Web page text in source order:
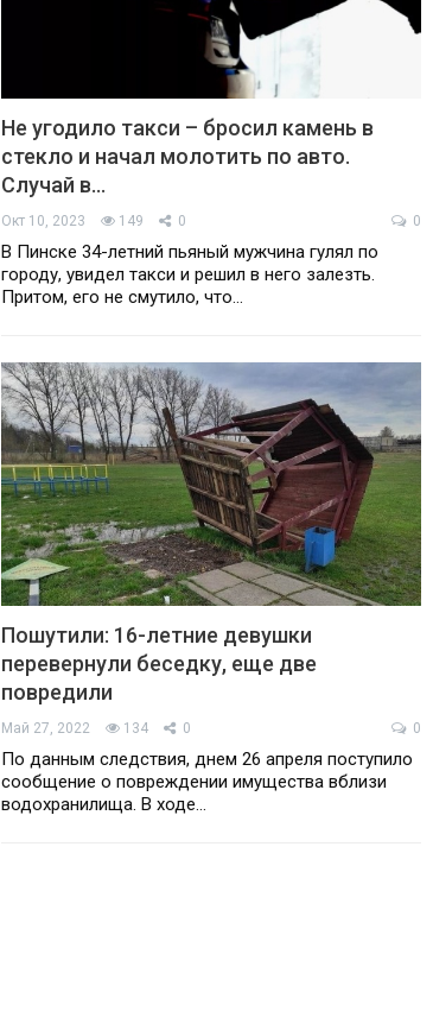
Не угодило такси – бросил камень в
стекло и начал молотить по авто.
Случай в…
Окт 10, 2023 149 0 0
В Пинске 34-летний пьяный мужчина гулял по
городу, увидел такси и решил в него залезть.
Притом, его не смутило, что…
Пошутили: 16-летние девушки
перевернули беседку, еще две
повредили
Май 27, 2022 134 0 0
По данным следствия, днем 26 апреля поступило
сообщение о повреждении имущества вблизи
водохранилища. В ходе…